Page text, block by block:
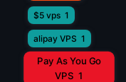
$5 vps 1
alipay VPS 1
Pay As You Go
VPS 1